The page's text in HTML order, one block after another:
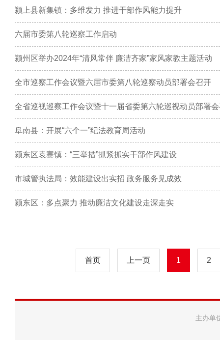
颍上县新集镇：多维发力 推进干部作风能力提升
六届市委第八轮巡察工作启动
颍州区举办2024年“清风常伴 廉洁齐家”家风家教主题活动
全市巡察工作会议暨六届市委第八轮巡察动员部署会召开
全省巡视巡察工作会议暨十一届省委第六轮巡视动员部署
阜南县：开展“六个一”纪法教育周活动
颍东区袁寨镇：“三举措”抓紧抓实干部作风建设
市城管执法局：效能建设出实招 政务服务见成效
颍东区：多点聚力 推动廉洁文化建设走深走实
首页 上一页 1 2
主办单